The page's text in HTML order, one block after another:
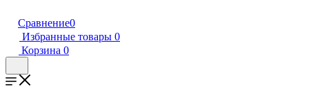
Сравнение0
Избранные товары 0
Корзина 0